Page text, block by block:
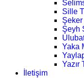
Sille
Şeker
Şeyh
Yaka
Yazır
İletişim